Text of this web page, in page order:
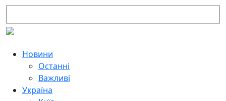
Новини
Останні
Важливі
Україна